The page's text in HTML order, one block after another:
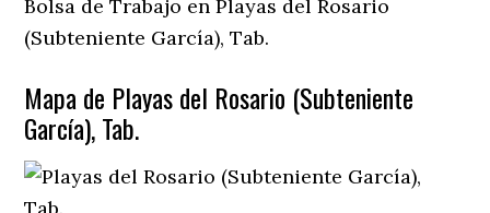
Bolsa de Trabajo en Playas del Rosario
(Subteniente García), Tab.
Mapa de Playas del Rosario (Subteniente
García), Tab.